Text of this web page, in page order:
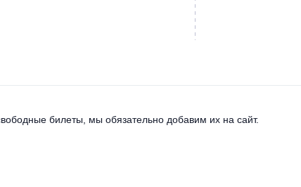
билеты, мы обязательно добавим их на сайт.